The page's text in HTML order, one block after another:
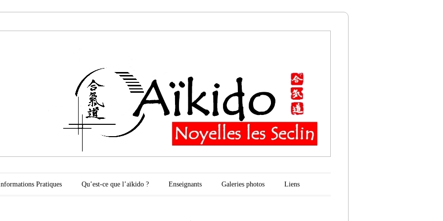
Pratiques Qu’est-ce que l’aïkido ? Enseignants Galeries photos Liens